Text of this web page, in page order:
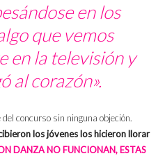
en los
que vemos
en la televisión y
al corazón».
concurso sin ninguna objeción.
los jóvenes los hicieron llorar
DANZA NO FUNCIONAN, ESTAS